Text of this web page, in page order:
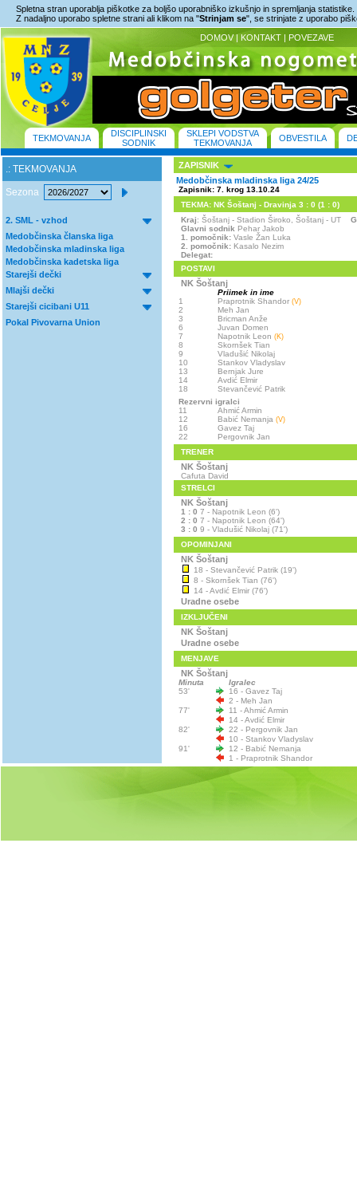
Spletna stran uporablja piškotke za boljšo uporabniško izkušnjo in spremljanja statistike.
Z nadaljno uporabo spletne strani ali klikom na "Strinjam se", se strinjate z uporabo
DOMOV | KONTAKT | POVEZAVE
TEKMOVANJA
DISCIPLINSKI
SODNIK
SKLEPI VODSTVA
TEKMOVANJA
OBVESTILA
.: TEKMOVANJA
Sezona
2. SML - vzhod
Medobčinska članska liga
Medobčinska mladinska liga
Medobčinska kadetska liga
Starejši dečki
Mlajši dečki
Starejši cicibani U11
Pokal Pivovarna Union
ZAPISNIK
Medobčinska mladinska liga 24/25
Zapisnik: 7. krog 13.10.24
TEKMA: NK Šoštanj - Dravinja 3 : 0 (1 : 0)
Kraj: Šoštanj - Stadion Široko, Šoštanj - UT
Glavni sodnik Pehar Jakob
1. pomočnik: Vasle Žan Luka
2. pomočnik: Kasalo Nezim
Delegat:
POSTAVI
NK Šoštanj
Priimek in ime
1
Praprotnik Shandor (V)
2
Meh Jan
3
Bricman Anže
6
Juvan Domen
7
Napotnik Leon (K)
8
Skornšek Tian
9
Vladušić Nikolaj
10
Stankov Vladyslav
13
Bernjak Jure
14
Avdić Elmir
18
Stevančević Patrik
Rezervni igralci
11
Ahmić Armin
12
Babić Nemanja (V)
16
Gavez Taj
22
Pergovnik Jan
TRENER
NK Šoštanj
Cafuta David
STRELCI
NK Šoštanj
1 : 0 7 - Napotnik Leon (6')
2 : 0 7 - Napotnik Leon (64')
3 : 0 9 - Vladušić Nikolaj (71')
OPOMINJANI
NK Šoštanj
18 - Stevančević Patrik (19')
8 - Skornšek Tian (76')
14 - Avdić Elmir (76')
Uradne osebe
IZKLJUČENI
NK Šoštanj
Uradne osebe
MENJAVE
NK Šoštanj
Minuta
Igralec
53'
16 - Gavez Taj
2 - Meh Jan
77'
11 - Ahmić Armin
14 - Avdić Elmir
82'
22 - Pergovnik Jan
10 - Stankov Vladyslav
91'
12 - Babić Nemanja
1 - Praprotnik Shandor